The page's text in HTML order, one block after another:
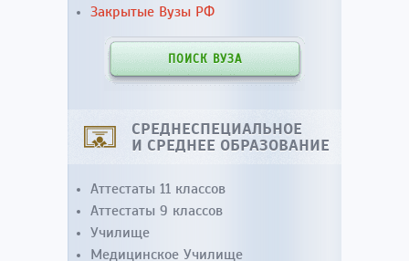
Закрытые Вузы РФ
ПОИСК ВУЗА
СРЕДНЕСПЕЦИАЛЬНОЕ
И СРЕДНЕЕ ОБРАЗОВАНИЕ
Аттестаты 11 классов
Аттестаты 9 классов
Училище
Медицинское Училище